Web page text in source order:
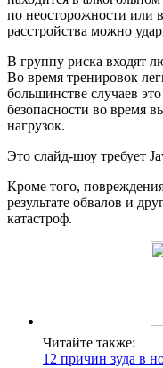
по неосторожности или
расстройства можно
В группу риска входят
Во время тренировок
большинстве случаев
безопасности во время
нагрузок.
Это слайд-шоу требует
Кроме того,
результате обвалов и
катастроф.
Читайте также:
12 причин зуда в